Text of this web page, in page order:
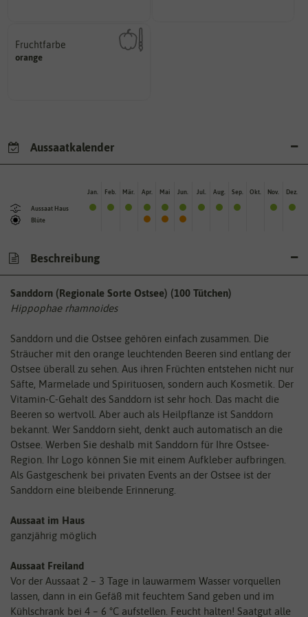
Fruchtfarbe
orange
sie nach dem Reifungsprozess
Aussaatkalender
Aussaat Haus
Blüte
Jan. Feb. Mär. Apr. Mai Jun. Jul. Aug. Sep. Okt. Nov. Dez.
Beschreibung
Sanddorn (Regionale Sorte Ostsee) (100 Tütchen)
Hippophae rhamnoides
Sanddorn und die Ostsee gehören einfach zusammen. Die
Sträucher mit den orange leuchtenden Beeren sind entlang der
Ostsee überall zu sehen. Aus ihren Früchten entstehen nicht nur
Säfte, Marmelade und Spirituosen, sondern auch Kosmetik. Der
Vitamin-C-Gehalt des Sanddorn ist sehr hoch. Das macht die
Beeren so wertvoll. Aber auch als Heilpflanze ist Sanddorn
bekannt. Wer Sanddorn sieht, denkt auch automatisch an die
Ostsee. Werben Sie deshalb mit Sanddorn für Ihre Ostsee-
Region. Ihr Logo können Sie mit einem Aufkleber aufbringen.
Als Gastgeschenk bei privaten Events an der Ostsee ist der
Sanddorn eine bleibende Erinnerung.
Aussaat im Haus
ganzjährig möglich
Aussaat Freiland
Vor der Aussaat 2 – 3 Tage in lauwarmem Wasser vorquellen
lassen, dann in ein Gefäß mit feuchtem Sand geben und im
Kühlschrank bei 4 – 6 °C aufstellen. Feucht halten! Saatgut alle